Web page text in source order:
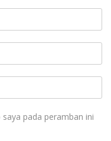
pada peramban ini